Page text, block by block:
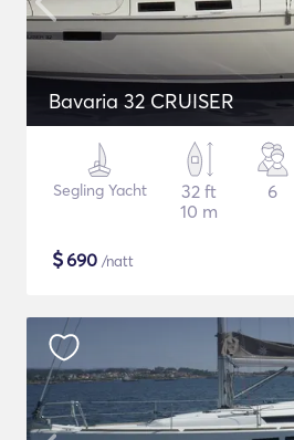
Bavaria 32 CRUISER
Segling Yacht
32 ft
10 m
6
$690 /natt